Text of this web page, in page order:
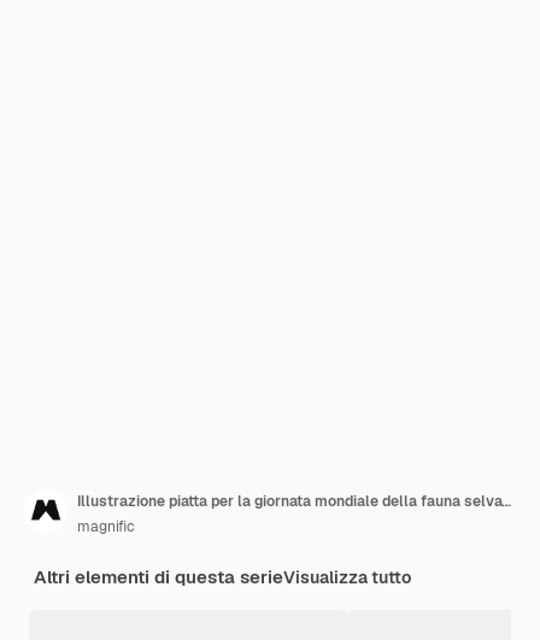
Illustrazione piatta per la giornata mondiale della fauna selvatica con gli animali
magnific
Altri elementi di questa serieVisualizza tutto